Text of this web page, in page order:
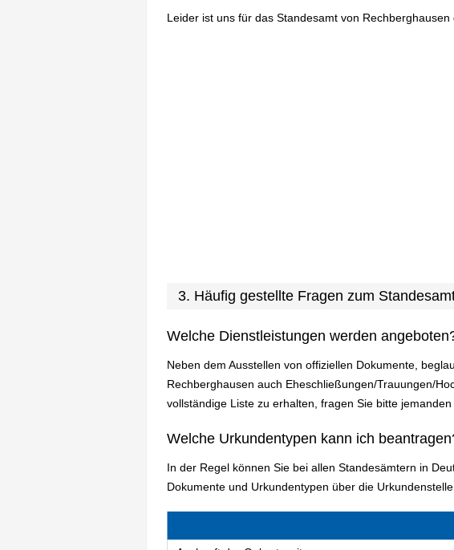
Leider ist uns für das Standesamt von
3. Häufig gestellte Fragen zum
Welche Dienstleistungen werden
Neben dem Ausstellen von offiziellen Dokumente,
Rechberghausen auch Eheschließungen/Trauungen/
vollständige Liste zu erhalten, fragen Sie bitte
Welche Urkundentypen kann ich
In der Regel können Sie bei allen Standesämtern in
Dokumente und Urkundentypen über die